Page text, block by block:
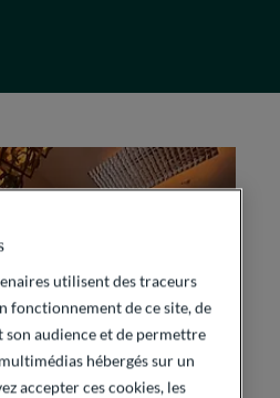
utilisent des traceurs
fonctionnement de ce site, de
audience et de permettre
hébergés sur un
accepter ces cookies, les